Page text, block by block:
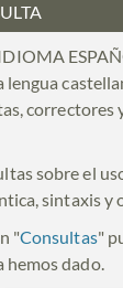
lengua
correctores
sobre el
sintaxis y
"Consultas"
hemos dado.